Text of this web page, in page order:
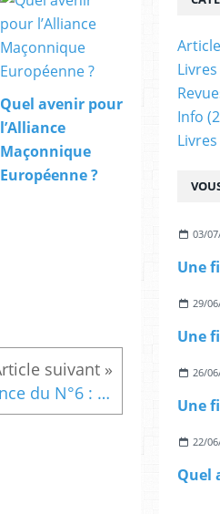
Quel avenir pour
l’Alliance
Maçonnique
Européenne ?
La Bande-annonce du N°6 : « La Franc-maçonnerie américaine. Déclin, effondrement ou transition démographique ? » par Ludovic Jeanne
03/
29/
26/
22/
Livres
Info
Livres